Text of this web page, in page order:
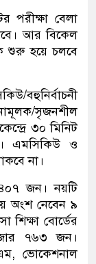
পরীক্ষা বেলা
আর বিকেল
শুরু হয়ে চলবে
বহুনির্বাচনী
সৃজনশীল
৩০ মিনিট
এমসিকিউ ও
না।
জন। নয়টি
অংশ নেবেন ৯
শিক্ষা বোর্ডের
৭৬৩ জন।
ভোকেশনাল